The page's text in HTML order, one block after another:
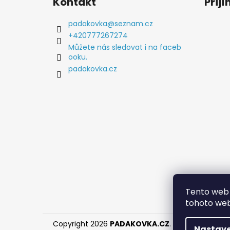
Tento
tohoto
padakovka@seznam.cz
+420777267274
Můžete nás sledovat i na faceb
ooku.
padakovka.cz
Copyright 2026 PADAKOVKA.CZ. Všechna práva